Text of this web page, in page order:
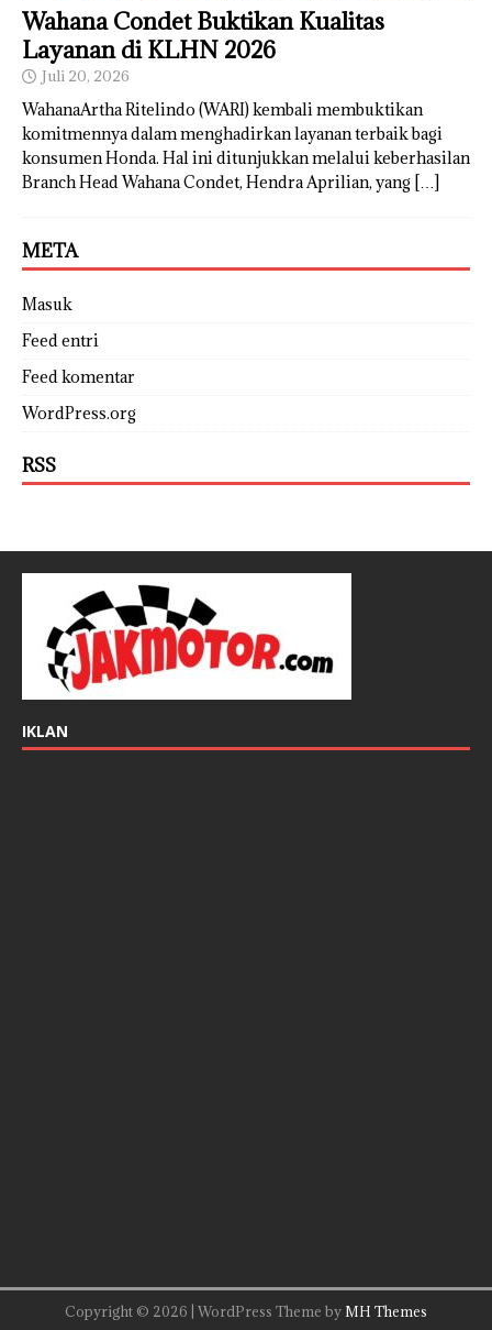
Wahana Condet Buktikan Kualitas
Layanan di KLHN 2026
Juli 20, 2026
WahanaArtha Ritelindo (WARI) kembali membuktikan
komitmennya dalam menghadirkan layanan terbaik bagi
konsumen Honda. Hal ini ditunjukkan melalui keberhasilan
Branch Head Wahana Condet, Hendra Aprilian, yang […]
META
Masuk
Feed entri
Feed komentar
WordPress.org
RSS
IKLAN
Copyright © 2026 | WordPress Theme by MH Themes